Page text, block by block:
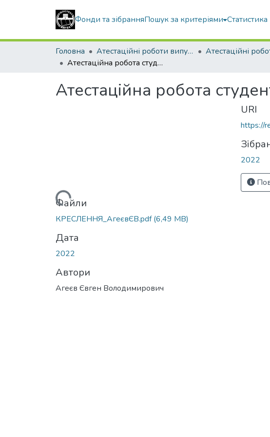
Фонди та зібранняПошук за критеріями Статистика
Головна Атестаційні роботи випускників
Атестаційна робота студента Агеєва Євгена Володимировича
Атестаційна робота
Вантажиться...
Файли
КРЕСЛЕННЯ_АгеєвЄВ.pdf(6,49 MB)
Дата
2022
Автори
Агеєв Євген Володимирович
URI
https://
2022